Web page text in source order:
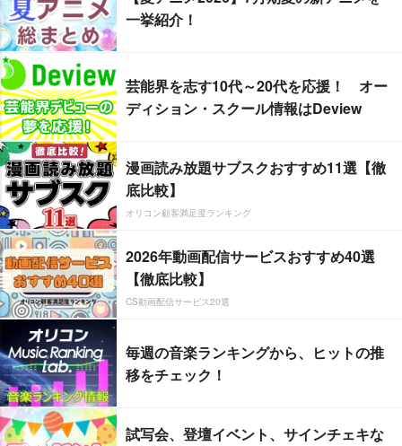
一挙紹介！
芸能界を志す10代～20代を応援！ オー
ディション・スクール情報はDeview
漫画読み放題サブスクおすすめ11選【徹
底比較】
オリコン顧客満足度ランキング
2026年動画配信サービスおすすめ40選
【徹底比較】
CS動画配信サービス20選
毎週の音楽ランキングから、ヒットの推
移をチェック！
試写会、登壇イベント、サインチェキな